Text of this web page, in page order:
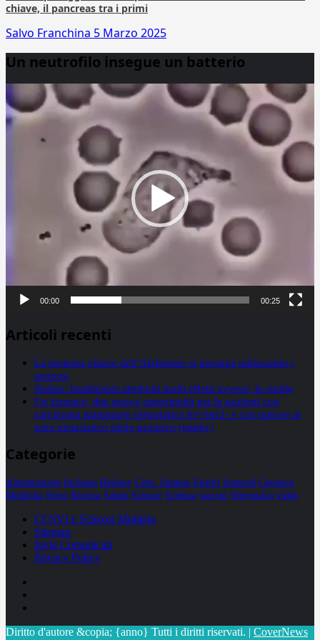
chiave, il pancreas tra i primi
Salvo Franchina 5 Marzo 2025
Un neutrofilo insegue un batterio
Player
00:00 00:25
Articoli recenti
La proteina chiave dell’Alzheimer si propaga utilizzando i
neuroni
Statine: inutilmente attribuiti molti effetti avversi, lo studio
Un farmaco, due nuove opportunità per le pazienti con
carcinoma mammario metastatico hr+/her2- e con tumore al
seno metastatico triplo negativo (mtnbc)
Categorie
alimentazione biologia Biology Com. Stampa Epatiti featured Genetica
Medicina News Ricerca Salute Science Scienza vaccini Veterinaria video
CCSVI e Sclerosi Multipla
Sitemap
Invia Comunicati
Privacy Policy
Diritto d'autore &copia; {anno} Tutti i diritti riservati. | CoverNews